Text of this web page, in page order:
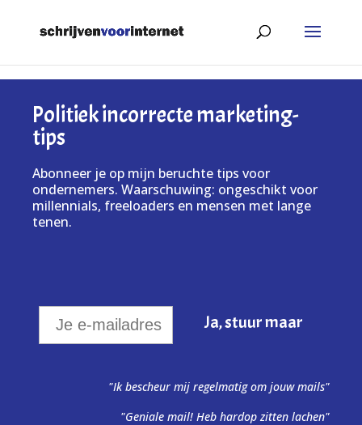
Politiek incorrecte marketing-
tips
Abonneer je op mijn beruchte tips voor
ondernemers. Waarschuwing: ongeschikt voor
millennials, freeloaders en mensen met lange
tenen.
"Ik bescheur mij regelmatig om jouw mails"
"Geniale mail! Heb hardop zitten lachen"